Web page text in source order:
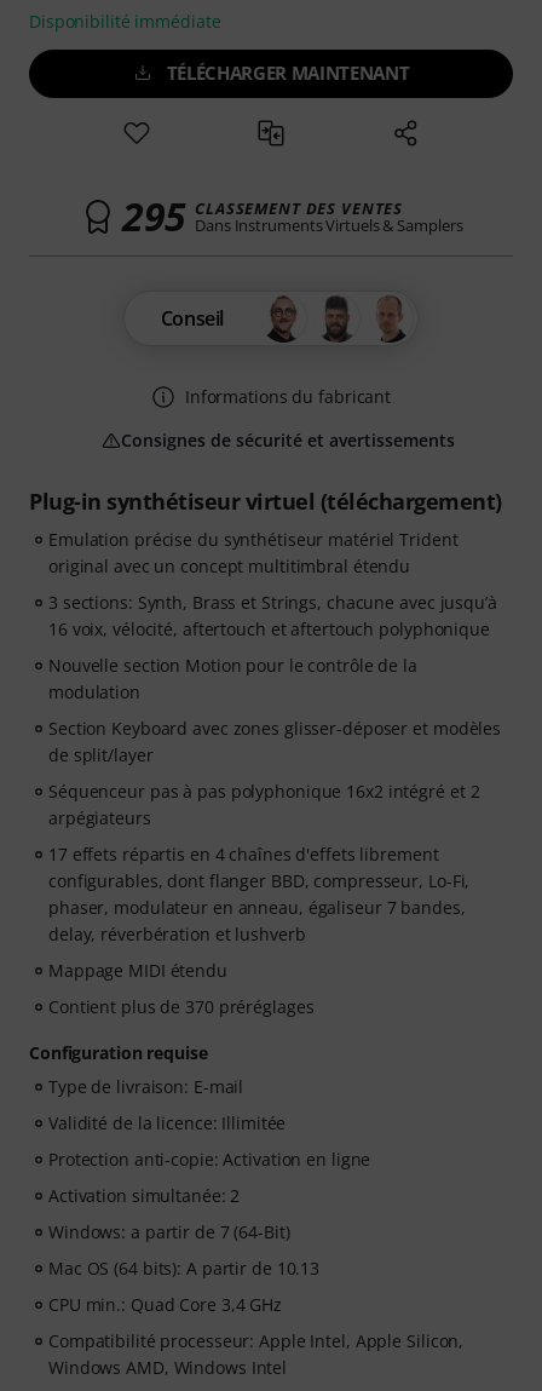
Plug-in synthétiseur virtuel (téléchargement)
Emulation précise du synthétiseur matériel Trident
original avec un concept multitimbral étendu
3 sections: Synth, Brass et Strings, chacune avec jusqu’à
16 voix, vélocité, aftertouch et aftertouch polyphonique
Nouvelle section Motion pour le contrôle de la
modulation
Section Keyboard avec zones glisser-déposer et modèles
de split/layer
Séquenceur pas à pas polyphonique 16x2 intégré et 2
arpégiateurs
17 effets répartis en 4 chaînes d'effets librement
configurables, dont flanger BBD, compresseur, Lo-Fi,
phaser, modulateur en anneau, égaliseur 7 bandes,
delay, réverbération et lushverb
Mappage MIDI étendu
Contient plus de 370 préréglages
Configuration requise
Type de livraison: E-mail
Validité de la licence: Illimitée
Protection anti-copie: Activation en ligne
Activation simultanée: 2
Windows: a partir de 7 (64-Bit)
Mac OS (64 bits): A partir de 10.13
CPU min.: Quad Core 3,4 GHz
Compatibilité processeur: Apple Intel, Apple Silicon,
Windows AMD, Windows Intel
Disponibilité immédiate
TÉLÉCHARGER MAINTENANT
295 CLASSEMENT DES VENTES
Dans Instruments Virtuels & Samplers
Conseil
Informations du fabricant
Consignes de sécurité et avertissements